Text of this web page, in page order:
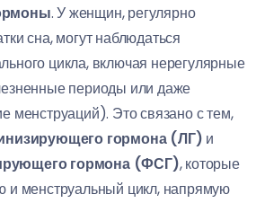
. У женщин, регулярно
сна, могут наблюдаться
цикла, включая нерегулярные
периоды или даже
менструаций). Это связано с тем,
гормона (ЛГ) и
гормона (ФСГ), которые
и менструальный цикл, напрямую